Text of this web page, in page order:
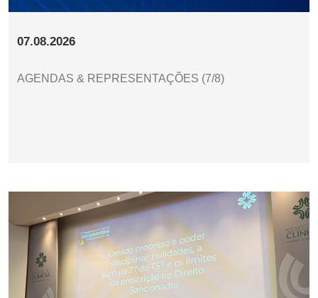
07.08.2026
AGENDAS & REPRESENTAÇÕES (7/8)